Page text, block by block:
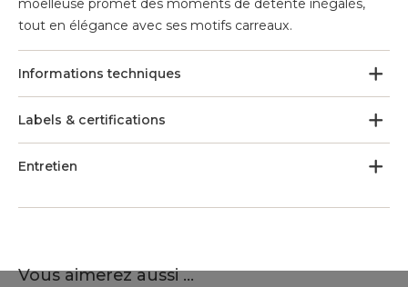
moelleuse promet des moments de détente inégalés,
tout en élégance avec ses motifs carreaux.
Informations techniques
Labels & certifications
Entretien
Vous aimerez aussi ...